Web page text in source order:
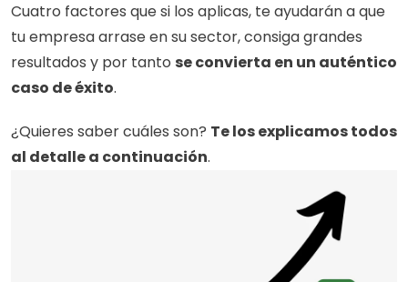
Cuatro factores que si los aplicas, te ayudarán a que
tu empresa arrase en su sector, consiga grandes
resultados y por tanto se convierta en un auténtico
caso de éxito.
¿Quieres saber cuáles son? Te los explicamos todos
al detalle a continuación.